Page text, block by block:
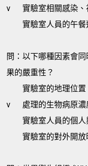
v
實驗室相關感染
實驗室人員的午餐
問：以下哪種因素會
果的嚴重性？
實驗室的地理位置
v
處理的生物病原
實驗室人員的個人
實驗室的對外開放